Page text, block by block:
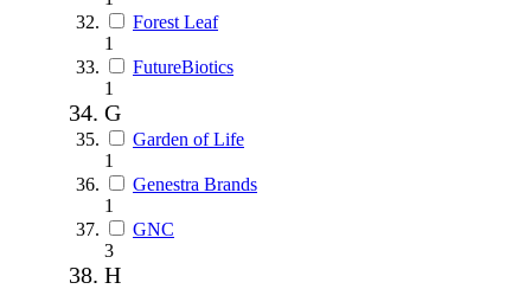
Forest Leaf
1
FutureBiotics
1
G
Garden of Life
1
Genestra Brands
1
GNC
3
H